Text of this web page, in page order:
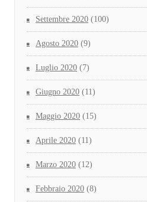
Settembre 2020 (100)
Agosto 2020 (9)
Luglio 2020 (7)
Giugno 2020 (11)
Maggio 2020 (15)
Aprile 2020 (11)
Marzo 2020 (12)
Febbraio 2020 (8)